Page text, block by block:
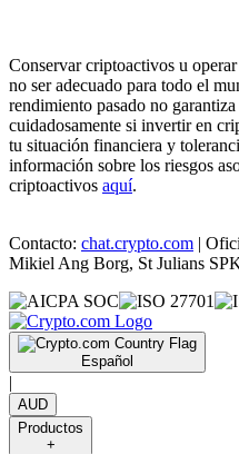
Conservar criptoactivos u
no ser adecuado para todo el
rendimiento pasado no
cuidadosamente si invertir en
tu situación financiera y
información sobre los riesgos
criptoactivos aquí.
Contacto: chat.crypto.com |
Mikiel Ang Borg, St Julians
Español
|
AUD
Productos
+